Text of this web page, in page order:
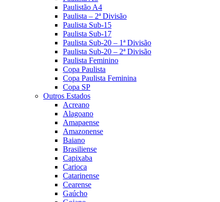
Paulistão A4
Paulista – 2ª Divisão
Paulista Sub-15
Paulista Sub-17
Paulista Sub-20 – 1ª Divisão
Paulista Sub-20 – 2ª Divisão
Paulista Feminino
Copa Paulista
Copa Paulista Feminina
Copa SP
Outros Estados
Acreano
Alagoano
Amapaense
Amazonense
Baiano
Brasiliense
Capixaba
Carioca
Catarinense
Cearense
Gaúcho